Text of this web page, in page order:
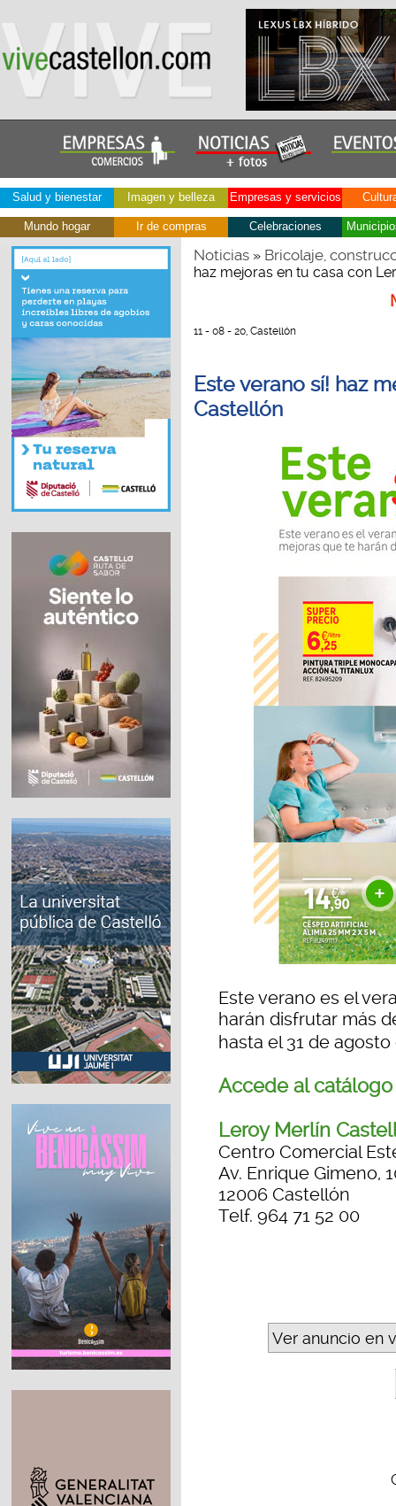
Salud y bienestar Imagen y belleza Empresas y servicios
Mundo hogar Ir de compras Celebraciones
Noticias» Bricolaje,
haz mejoras en tu casa con
11 - 08 - 20, Castellón
Este verano sí! haz
Castellón
Este verano es el
harán disfrutar más
hasta el 31 de
Accede al
Leroy Merlín
Centro Comercial
Av. Enrique Gimeno,
12006 Castellón
Telf. 964 71 52 00
Ver anuncio en